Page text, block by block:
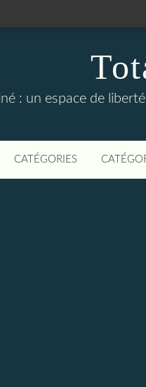
: un espace de
CATÉGORIES